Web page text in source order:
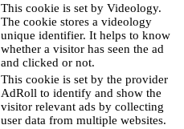
This cookie is set by Videology.
The cookie stores a videology
unique identifier. It helps to know
whether a visitor has seen the ad
and clicked or not.
This cookie is set by the provider
AdRoll to identify and show the
visitor relevant ads by collecting
user data from multiple websites.